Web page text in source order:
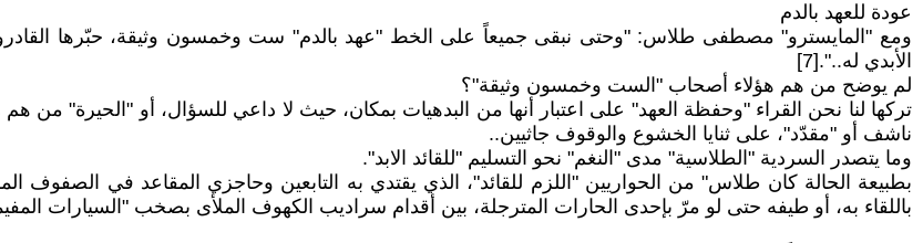
عودة للعهد بالدم
ومع "المايسترو" مصطفى طلاس: "وحتى نبقى جميعاً على الخط "عهد بالدم" ست وخمسون وثيقة، حبّرها القادرون
الأبدي له..".[7]
لم يوضح من هم هؤلاء أصحاب "الست وخمسون وثيقة"؟
تركها لنا نحن القراء "وحفظة العهد" على اعتبار أنها من البدهيات بمكان، حيث لا داعي للسؤال، أو "الحيرة" من هم
ناشف أو "مقدّد"، على ثنايا الخشوع والوقوف جاثيين..
وما يتصدر السردية "الطلاسية" مدى "النغم" نحو التسليم "للقائد الابد".
بطبيعة الحالة كان طلاس" من الحواريين "اللزم للقائد"، الذي يقتدي به التابعين وحاجزي المقاعد في الصفوف
باللقاء به، أو طيفه حتى لو مرّ بإحدى الحارات المترجلة، بين أقدام سراديب الكهوف الملأى بصخب "السيارات